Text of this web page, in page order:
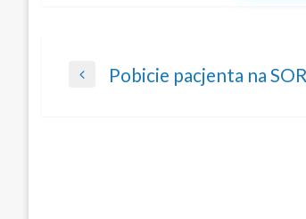
Nawigacja
Previous
Pobicie pacjenta na